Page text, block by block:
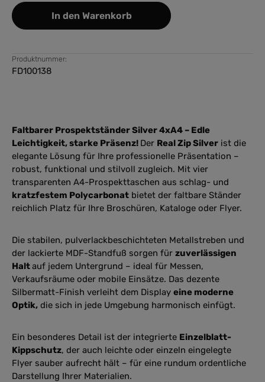
In den Warenkorb
Produktnummer:
FD100138
Faltbarer Prospektständer Silver 4xA4 – Edle
Leichtigkeit, starke Präsenz! Der Real Zip Silver ist die
elegante Lösung für Ihre professionelle Präsentation –
robust, funktional und stilvoll zugleich. Mit vier
transparenten A4-Prospekttaschen aus schlag- und
kratzfestem Polycarbonat bietet der faltbare Ständer
reichlich Platz für Ihre Broschüren, Kataloge oder Flyer.
Die stabilen, pulverlackbeschichteten Metallstreben und
der lackierte MDF-Standfuß sorgen für zuverlässigen
Haltauf jedem Untergrund – ideal für Messen,
Verkaufsräume oder mobile Einsätze. Das dezente
Silbermatt-Finish verleiht dem Display eine moderne
Optik, die sich in jede Umgebung harmonisch einfügt.
Ein besonderes Detail ist der integrierte Einzelblatt-
Kippschutz, der auch leichte oder einzeln eingelegte
Flyer sauber aufrecht hält – für eine rundum ordentliche
Darstellung Ihrer Materialien.